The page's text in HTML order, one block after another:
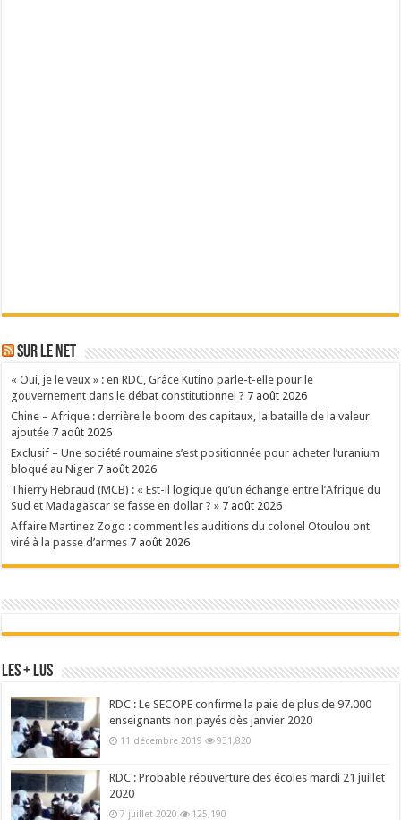
Sur le Net
« Oui, je le veux » : en RDC, Grâce Kutino parle-t-elle pour le
gouvernement dans le débat constitutionnel ? 7 août 2026
Chine – Afrique : derrière le boom des capitaux, la bataille de la valeur
ajoutée 7 août 2026
Exclusif – Une société roumaine s’est positionnée pour acheter l’uranium
bloqué au Niger 7 août 2026
Thierry Hebraud (MCB) : « Est-il logique qu’un échange entre l’Afrique du
Sud et Madagascar se fasse en dollar ? » 7 août 2026
Affaire Martinez Zogo : comment les auditions du colonel Otoulou ont
viré à la passe d’armes 7 août 2026
Les + Lus
RDC : Le SECOPE confirme la paie de plus de 97.000
enseignants non payés dès janvier 2020
11 décembre 2019 931,820
RDC : Probable réouverture des écoles mardi 21 juillet
2020
7 juillet 2020 125,190